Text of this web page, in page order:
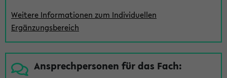
Weitere Informationen zum Individuellen
Ergänzungsbereich
Ansprech­personen für das Fach: